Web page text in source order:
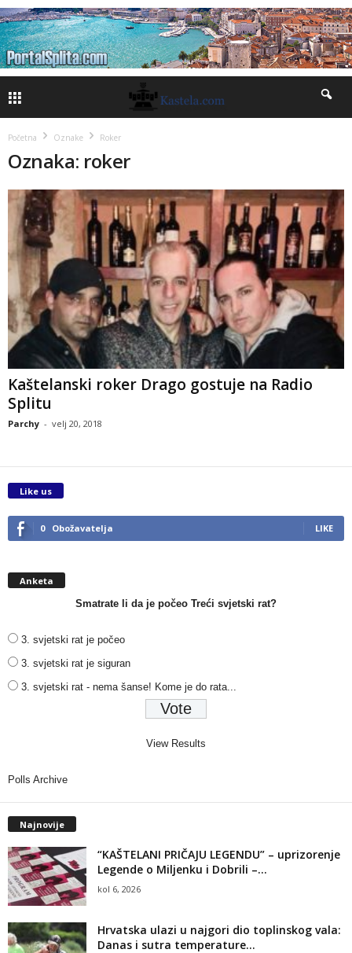
Početna Oznake Roker
Oznaka: roker
Kaštelanski roker Drago gostuje na Radio
Splitu
Parchy - velj 20, 2018
Like us
0 Obožavatelja LIKE
Anketa
Smatrate li da je počeo Treći svjetski rat?
3. svjetski rat je počeo
3. svjetski rat je siguran
3. svjetski rat - nema šanse! Kome je do rata...
View Results
Polls Archive
Najnovije
“KAŠTELANI PRIČAJU LEGENDU” – uprizorenje
Legende o Miljenku i Dobrili –...
kol 6, 2026
Hrvatska ulazi u najgori dio toplinskog vala:
Danas i sutra temperature...